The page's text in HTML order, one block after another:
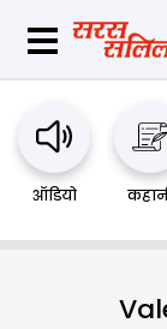
ऑडियो